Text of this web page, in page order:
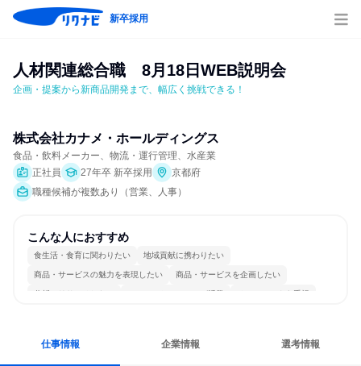
新卒採用
人材関連総合職　8月18日WEB説明会
企画・提案から新商品開発まで、幅広く挑戦できる！
株式会社カナメ・ホールディングス
食品・飲料メーカー、物流・運行管理、水産業
正社員
27年卒 新卒採用
京都府
職種候補が複数あり（営業、人事）
こんな人におすすめ
食生活・食育に関わりたい 地域貢献に携わりたい
商品・サービスの魅力を表現したい 商品・サービスを企画したい
分析・リサーチしたい コミュニケーションが活発 チームワークを重視
仕事情報 企業情報 選考情報